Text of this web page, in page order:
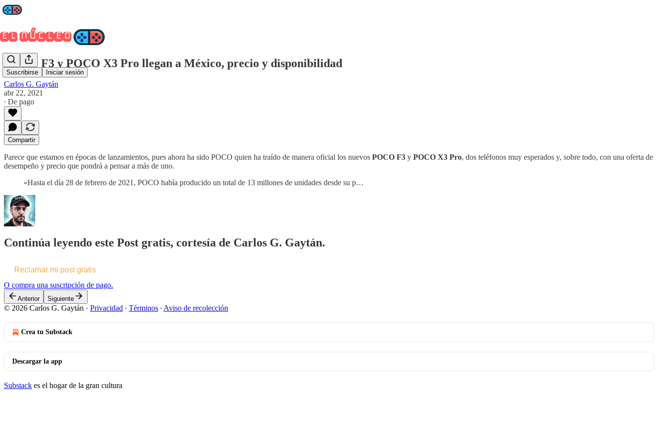
Suscribirse Iniciar sesión
POCO F3 y POCO X3 Pro llegan a México, precio y disponibilidad
Carlos G. Gaytán
abr 22, 2021
∙ De pago
Compartir
Parece que estamos en épocas de lanzamientos, pues ahora ha sido POCO quien ha traído de manera oficial los nuevos POCO F3 y POCO X3 Pro, dos teléfonos muy esperados y, sobre todo, con una oferta de
desempeño y precio que pondrá a pensar a más de uno.
«Hasta el día 28 de febrero de 2021, POCO había producido un total de 13 millones de unidades desde su p…
Continúa leyendo este Post gratis, cortesía de Carlos G. Gaytán.
Reclamar mi post gratis
O compra una suscripción de pago.
Anterior Siguiente
© 2026 Carlos G. Gaytán · Privacidad ∙ Términos ∙ Aviso de recolección
Crea tu Substack
Descargar la app
Substack es el hogar de la gran cultura